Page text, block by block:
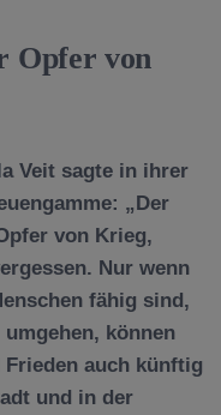
Opfer von
Veit sagte in ihrer
„Der
von Krieg,
Nur wenn
fähig sind,
können
auch künftig
und in der